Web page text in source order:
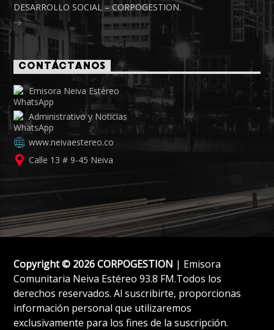
DESARROLLO SOCIAL – CORPOGESTION.
CONTÁCTANOS
Emisora Neiva Estéreo
Administrativo y Noticias
www.neivaestereo.co
Calle 13 # 9-45 Neiva
Copyright © 2026 CORPOGESTION | Emisora
Comunitaria Neiva Estéreo 93.8 FM.Todos los
derechos reservados. Al suscribirte, proporcionas
información personal que utilizaremos
exclusivamente para los fines de la suscripción.